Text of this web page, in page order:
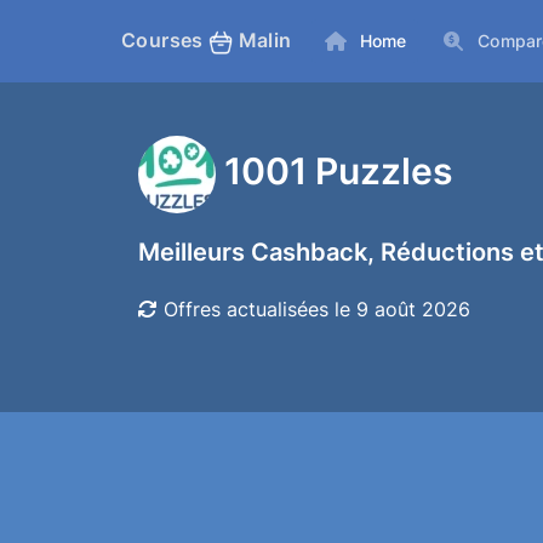
Courses Malin Home
1001 Puzzles
Meilleurs Cashback, Réductions
Offres actualisées le 9 août 2026